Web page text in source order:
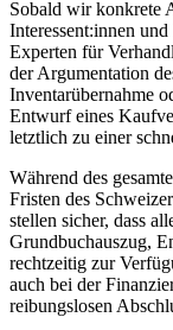
Sobald wir konkrete
Interessent:innen
Experten für
der Argumentation
Inventarübernahme
Entwurf eines
letztlich zu einer
Während des
Fristen des
stellen sicher, dass
Grundbuchauszug,
rechtzeitig zur
auch bei der
reibungslosen